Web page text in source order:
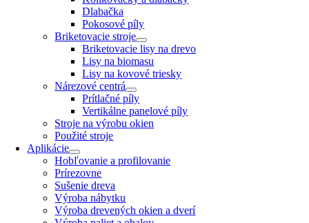
Dlabačka
Pokosové píly
Briketovacie stroje
Briketovacie lisy na drevo
Lisy na biomasu
Lisy na kovové triesky
Nárezové centrá
Prítlačné píly
Vertikálne panelové píly
Stroje na výrobu okien
Použité stroje
Aplikácie
Hobľovanie a profilovanie
Prírezovne
Sušenie dreva
Výroba nábytku
Výroba drevených okien a dverí